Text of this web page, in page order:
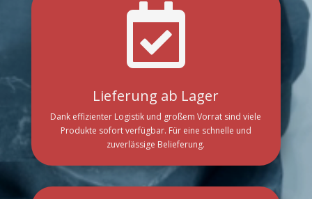

Lieferung ab Lager
Dank effizienter Logistik und großem Vorrat sind viele
Produkte sofort verfügbar. Für eine schnelle und
zuverlässige Belieferung.